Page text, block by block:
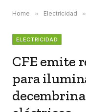
Home » Electricidad »
ELECTRICIDAD
CFE emite
para